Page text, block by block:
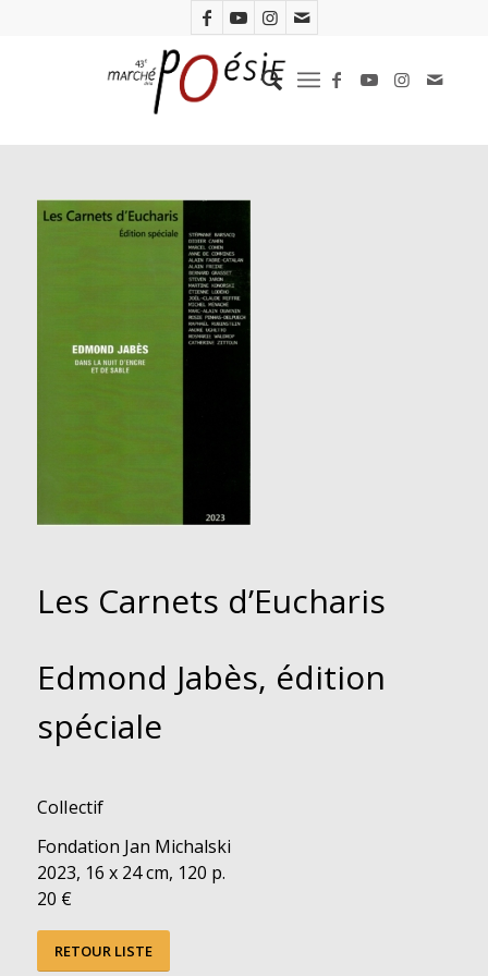
Les Carnets d’Eucharis
Edmond Jabès, édition
spéciale
Collectif
Fondation Jan Michalski
2023, 16 x 24 cm, 120 p.
20 €
RETOUR LISTE